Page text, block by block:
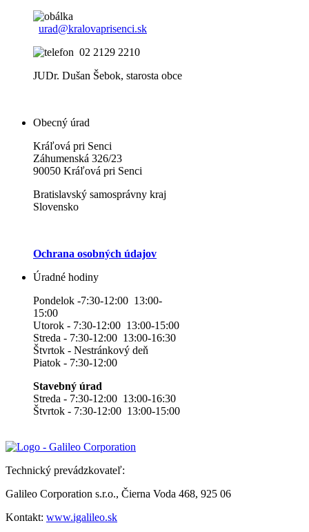
urad@kralovaprisenci.sk
02 2129 2210
JUDr. Dušan Šebok, starosta obce
Obecný úrad
Kráľová pri Senci
Záhumenská 326/23
90050 Kráľová pri Senci
Bratislavský samosprávny kraj
Slovensko
Ochrana osobných údajov
Úradné hodiny
Pondelok -7:30-12:00 13:00-
15:00
Utorok - 7:30-12:00 13:00-15:00
Streda - 7:30-12:00 13:00-16:30
Štvrtok - Nestránkový deň
Piatok - 7:30-12:00
Stavebný úrad
Streda - 7:30-12:00 13:00-16:30
Štvrtok - 7:30-12:00 13:00-15:00
Technický prevádzkovateľ:
Galileo Corporation s.r.o., Čierna Voda 468, 925 06
Kontakt: www.igalileo.sk